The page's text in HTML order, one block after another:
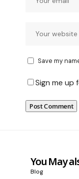
Save my
Sign me up
You May
Blog